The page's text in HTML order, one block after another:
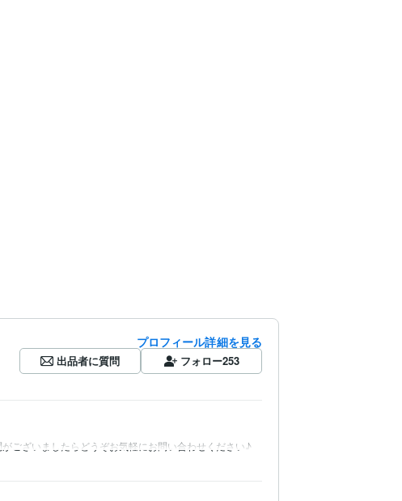
プロフィール詳細を見る
出品者に質問 フォロー253
ございましたらどうぞお気軽にお問い合わせください♪